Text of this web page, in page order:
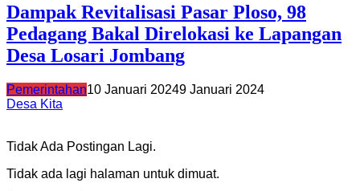
Dampak Revitalisasi Pasar Ploso, 98
Pedagang Bakal Direlokasi ke Lapangan
Desa Losari Jombang
Pemerintahan10 Januari 20249 Januari 2024
Desa Kita
Tidak Ada Postingan Lagi.
Tidak ada lagi halaman untuk dimuat.